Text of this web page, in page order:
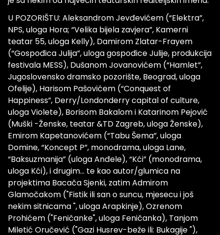
U POZORIŠTU: Aleksandrom Jevđevićem (“Elektra”,
NPS, uloga Hora; “Velika bijela zavjera”, Kamerni
teatar 55, uloga Kelly), Damirom Zlatar-Frayem
(“Gospođica Julija”, uloga gospođice Julije, produkcija
festivala MESS), Dušanom Jovanovićem (“Hamlet”,
Jugoslovensko dramsko pozorište, Beograd, uloga
Ofelije), Harisom Pašovićem (“Conquest of
Happiness”, Derry/Londonderry capital of culture,
uloga Violete), Borisom Bakalom i Katarinom Pejović
(Muški -Ženske, teatar &TD Zagreb, uloga Ženske),
Emirom Kapetanovićem (“Tabu Šema”, uloga
Domine, “Koncept P”, monodrama, uloga Lane,
“Baksuzmanija” (uloga Anđele), “Kći” (monodrama,
uloga Kći), i drugim… te kao autor/glumica na
projektima Bacača Sjenki, zatim Admirom
Glamočakom ("Fistik ili san o suncu, mjesecu i još
nekim sitnicama ", uloga Arapkinje), Ozrenom
Prohićem ("Feničanke", uloga Feničanka), Tanjom
Miletić Oručević ("Gazi Husrev-beže ili: Bukagije "),